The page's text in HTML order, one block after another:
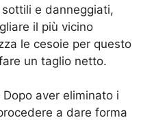
e danneggiati,
il più vicino
le cesoie per questo
un taglio netto.
aver eliminato i
a dare forma